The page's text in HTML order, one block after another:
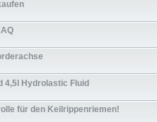
4,5l Hydrolastic Fluid
für den Keilrippenriemen!